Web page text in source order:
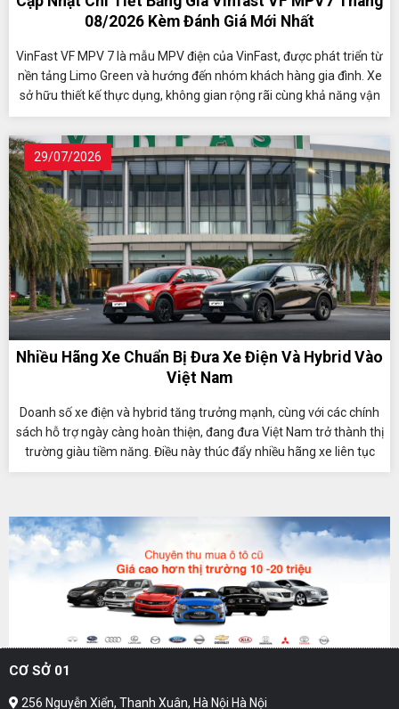
08/2026 Kèm Đánh Giá Mới Nhất
VinFast VF MPV 7 là mẫu MPV điện của VinFast, được phát triển từ
nền tảng Limo Green và hướng đến nhóm khách hàng gia đình. Xe
sở hữu thiết kế thực dụng, không gian rộng rãi cùng khả năng vận
hành ổn định, phù hợp cho cả nhu cầu di chuyển hằng ngày và
những hành trình dài. VF MPV 7 có phạm vi hoạt động khoảng 450
km mỗi lần sạc, đồng thời được áp dụng nhiều chính sách hỗ trợ
hấp dẫn, mang đến lợi thế cho người dùng khi lựa chọn xe điện.
29/07/2026
Nhiều Hãng Xe Chuẩn Bị Đưa Xe Điện Và Hybrid Vào
Việt Nam
Doanh số xe điện và hybrid tăng trưởng mạnh, cùng với các chính
sách hỗ trợ ngày càng hoàn thiện, đang đưa Việt Nam trở thành thị
trường giàu tiềm năng. Điều này thúc đẩy nhiều hãng xe liên tục
đưa các mẫu xe điện hóa mới đến người tiêu dùng.
CƠ SỞ 01
256 Nguyễn Xiển, Thanh Xuân, Hà Nội Hà Nội